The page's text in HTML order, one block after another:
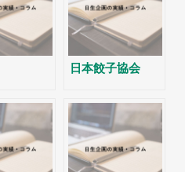
日本餃子協会